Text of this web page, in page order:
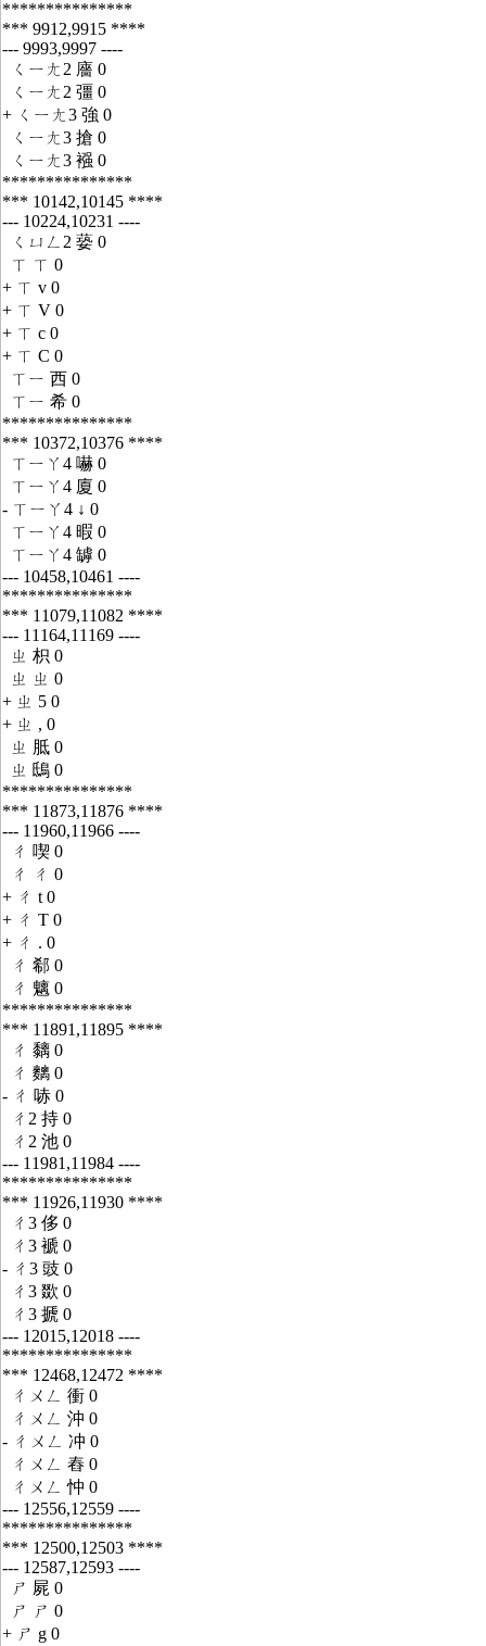
***************
*** 9912,9915 ****
--- 9993,9997 ----
ㄑㄧㄤ2 廧 0
ㄑㄧㄤ2 彊 0
+ ㄑㄧㄤ3 強 0
ㄑㄧㄤ3 搶 0
ㄑㄧㄤ3 襁 0
***************
*** 10142,10145 ****
--- 10224,10231 ----
ㄑㄩㄥ2 蒆 0
ㄒ ㄒ 0
+ ㄒ v 0
+ ㄒ V 0
+ ㄒ c 0
+ ㄒ C 0
ㄒㄧ 西 0
ㄒㄧ 希 0
***************
*** 10372,10376 ****
ㄒㄧㄚ4 嚇 0
ㄒㄧㄚ4 廈 0
- ㄒㄧㄚ4 ↓ 0
ㄒㄧㄚ4 暇 0
ㄒㄧㄚ4 罅 0
--- 10458,10461 ----
***************
*** 11079,11082 ****
--- 11164,11169 ----
ㄓ 枳 0
ㄓ ㄓ 0
+ ㄓ 5 0
+ ㄓ , 0
ㄓ 胝 0
ㄓ 鴟 0
***************
*** 11873,11876 ****
--- 11960,11966 ----
ㄔ 喫 0
ㄔ ㄔ 0
+ ㄔ t 0
+ ㄔ T 0
+ ㄔ . 0
ㄔ 郗 0
ㄔ 魑 0
***************
*** 11891,11895 ****
ㄔ 黐 0
ㄔ 麶 0
- ㄔ 哧 0
ㄔ2 持 0
ㄔ2 池 0
--- 11981,11984 ----
***************
*** 11926,11930 ****
ㄔ3 侈 0
ㄔ3 褫 0
- ㄔ3 豉 0
ㄔ3 欼 0
ㄔ3 搋 0
--- 12015,12018 ----
***************
*** 12468,12472 ****
ㄔㄨㄥ 衝 0
ㄔㄨㄥ 沖 0
- ㄔㄨㄥ 冲 0
ㄔㄨㄥ 舂 0
ㄔㄨㄥ 忡 0
--- 12556,12559 ----
***************
*** 12500,12503 ****
--- 12587,12593 ----
ㄕ 屍 0
ㄕ ㄕ 0
+ ㄕ g 0